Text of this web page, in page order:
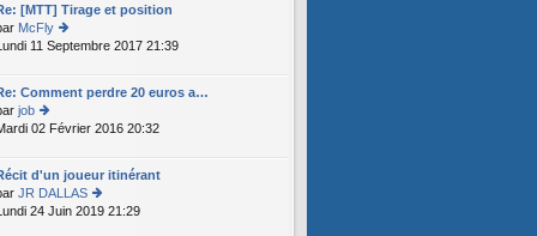
g
er
er
e
s
a
ult
er
le
er
er
e
s
s
a
[MTT] Tirage et position
McFly
o
ult
le
er
ni
er
11 Septembre 2017 21:39
Comment perdre 20 euros a…
job
o
ult
er
le
02 Février 2016 20:32
d'un joueur itinérant
JR DALLAS
o
24 Juin 2019 21:29